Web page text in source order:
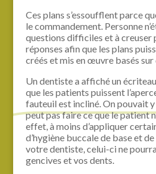
Ces plans s’essoufflent parce
le commandement. Personne
questions difficiles et à creuser
réponses afin que les plans
créés et mis en œuvre basés
Un dentiste a affiché un
que les patients puissent
fauteuil est incliné. On pouvait
peut pas faire ce que le patient
effet, à moins d’appliquer
d’hygiène buccale de base et
votre dentiste, celui-ci ne
gencives et vos dents.